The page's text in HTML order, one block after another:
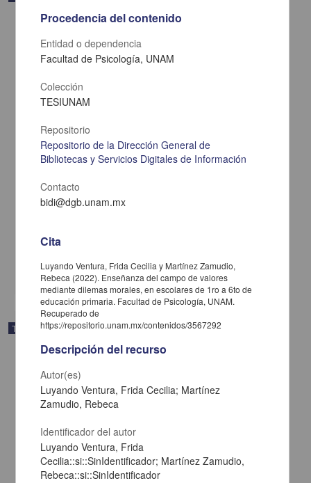
El pensamiento subjuntivo en la narrativa de "El Nuevo Cine
Mexicano": una revisión de perspectivas psicosociales y culturales
Trabajo de grado
Procedencia del contenido
Entidad o dependencia
Facultad de Psicología, UNAM
Colección
TESIUNAM
Repositorio
Repositorio de la Dirección General de
Bibliotecas y Servicios Digitales de Información
Contacto
bidi@dgb.unam.mx
Cita
Luyando Ventura, Frida Cecilia y Martínez Zamudio,
Rebeca (2022). Enseñanza del campo de valores
mediante dilemas morales, en escolares de 1ro a 6to de
educación primaria. Facultad de Psicología, UNAM.
Recuperado de
https://repositorio.unam.mx/contenidos/3567292
Descripción del recurso
Autor(es)
Luyando Ventura, Frida Cecilia; Martínez
Zamudio, Rebeca
Identificador del autor
Luyando Ventura, Frida
Cecilia::si::SinIdentificador; Martínez Zamudio,
Rebeca::si::SinIdentificador